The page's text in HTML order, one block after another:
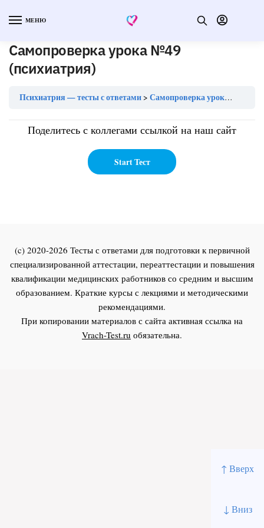
↑ Вверх
↓ Вниз
МЕНЮ
Самопроверка урока №49
(психиатрия)
Психиатрия — тесты с ответами Самопроверка урока №49 (психиатрия)
Поделитесь с коллегами ссылкой на наш сайт
(c) 2020-2026 Тесты с ответами для подготовки к первичной
специализированной аттестации, переаттестации и повышения
квалификации медицинских работников со средним и высшим
образованием. Краткие курсы с лекциями и методическими
рекомендациями.
При копировании материалов с сайта активная ссылка на
Vrach-Test.ru обязательна.